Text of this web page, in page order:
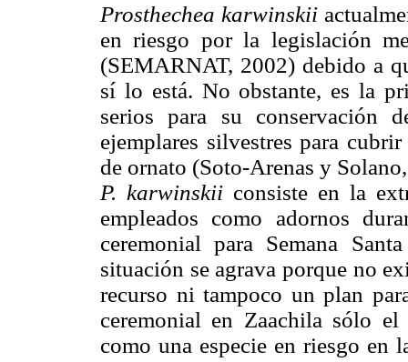
Prosthechea karwinskii
en riesgo por la legislación
(SEMARNAT, 2002) debido a
sí lo está. No obstante, es la
serios para su conservación
ejemplares silvestres para
de ornato (Soto-Arenas y
P. karwinskiiconsiste en la
empleados como adornos
ceremonial para Semana
situación se agrava porque no
recurso ni tampoco un plan
ceremonial en Zaachila sólo
como una especie en riesgo